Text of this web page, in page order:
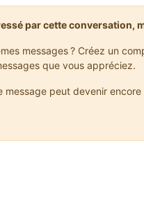
par cette conversation,
messages ? Créez un
que vous appréciez.
peut devenir encore